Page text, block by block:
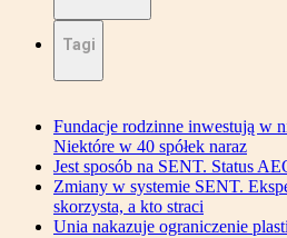
Tagi
Fundacje rodzinne inwestują w
Niektóre w 40 spółek naraz
Jest sposób na SENT. Status
Zmiany w systemie SENT.
skorzysta, a kto straci
Unia nakazuje ograniczenie